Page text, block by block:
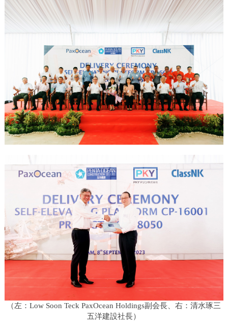
移
動
し
ま
す
（左：Low Soon Teck PaxOcean Holdings副会長、右：清水琢三
五洋建設社長）